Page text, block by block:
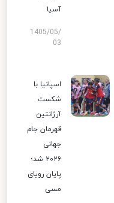
آسیا
1405/05/
03
اسپانیا با
شکست
آرژانتین
قهرمان جام
جهانی
۲۰۲۶ شد؛
پایان رویای
مسی